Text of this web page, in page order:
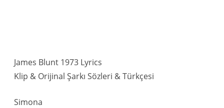
James Blunt 1973 Lyrics
Klip & Orijinal Şarkı Sözleri & Türkçesi
Simona